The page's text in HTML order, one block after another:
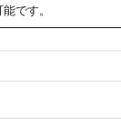
です。